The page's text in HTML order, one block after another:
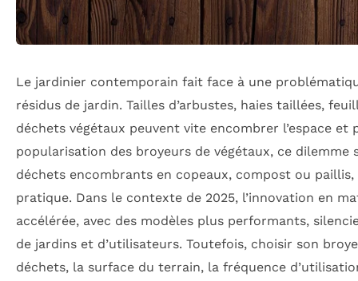
Le jardinier contemporain fait face à une
résidus de jardin. Tailles d’arbustes, haies taillées,
déchets végétaux peuvent vite encombrer l’espace et
popularisation des broyeurs de végétaux, ce dilemme
déchets encombrants en copeaux, compost ou
pratique. Dans le contexte de 2025, l’innovation en
accélérée, avec des modèles plus performants,
de jardins et d’utilisateurs. Toutefois, choisir son
déchets, la surface du terrain, la fréquence